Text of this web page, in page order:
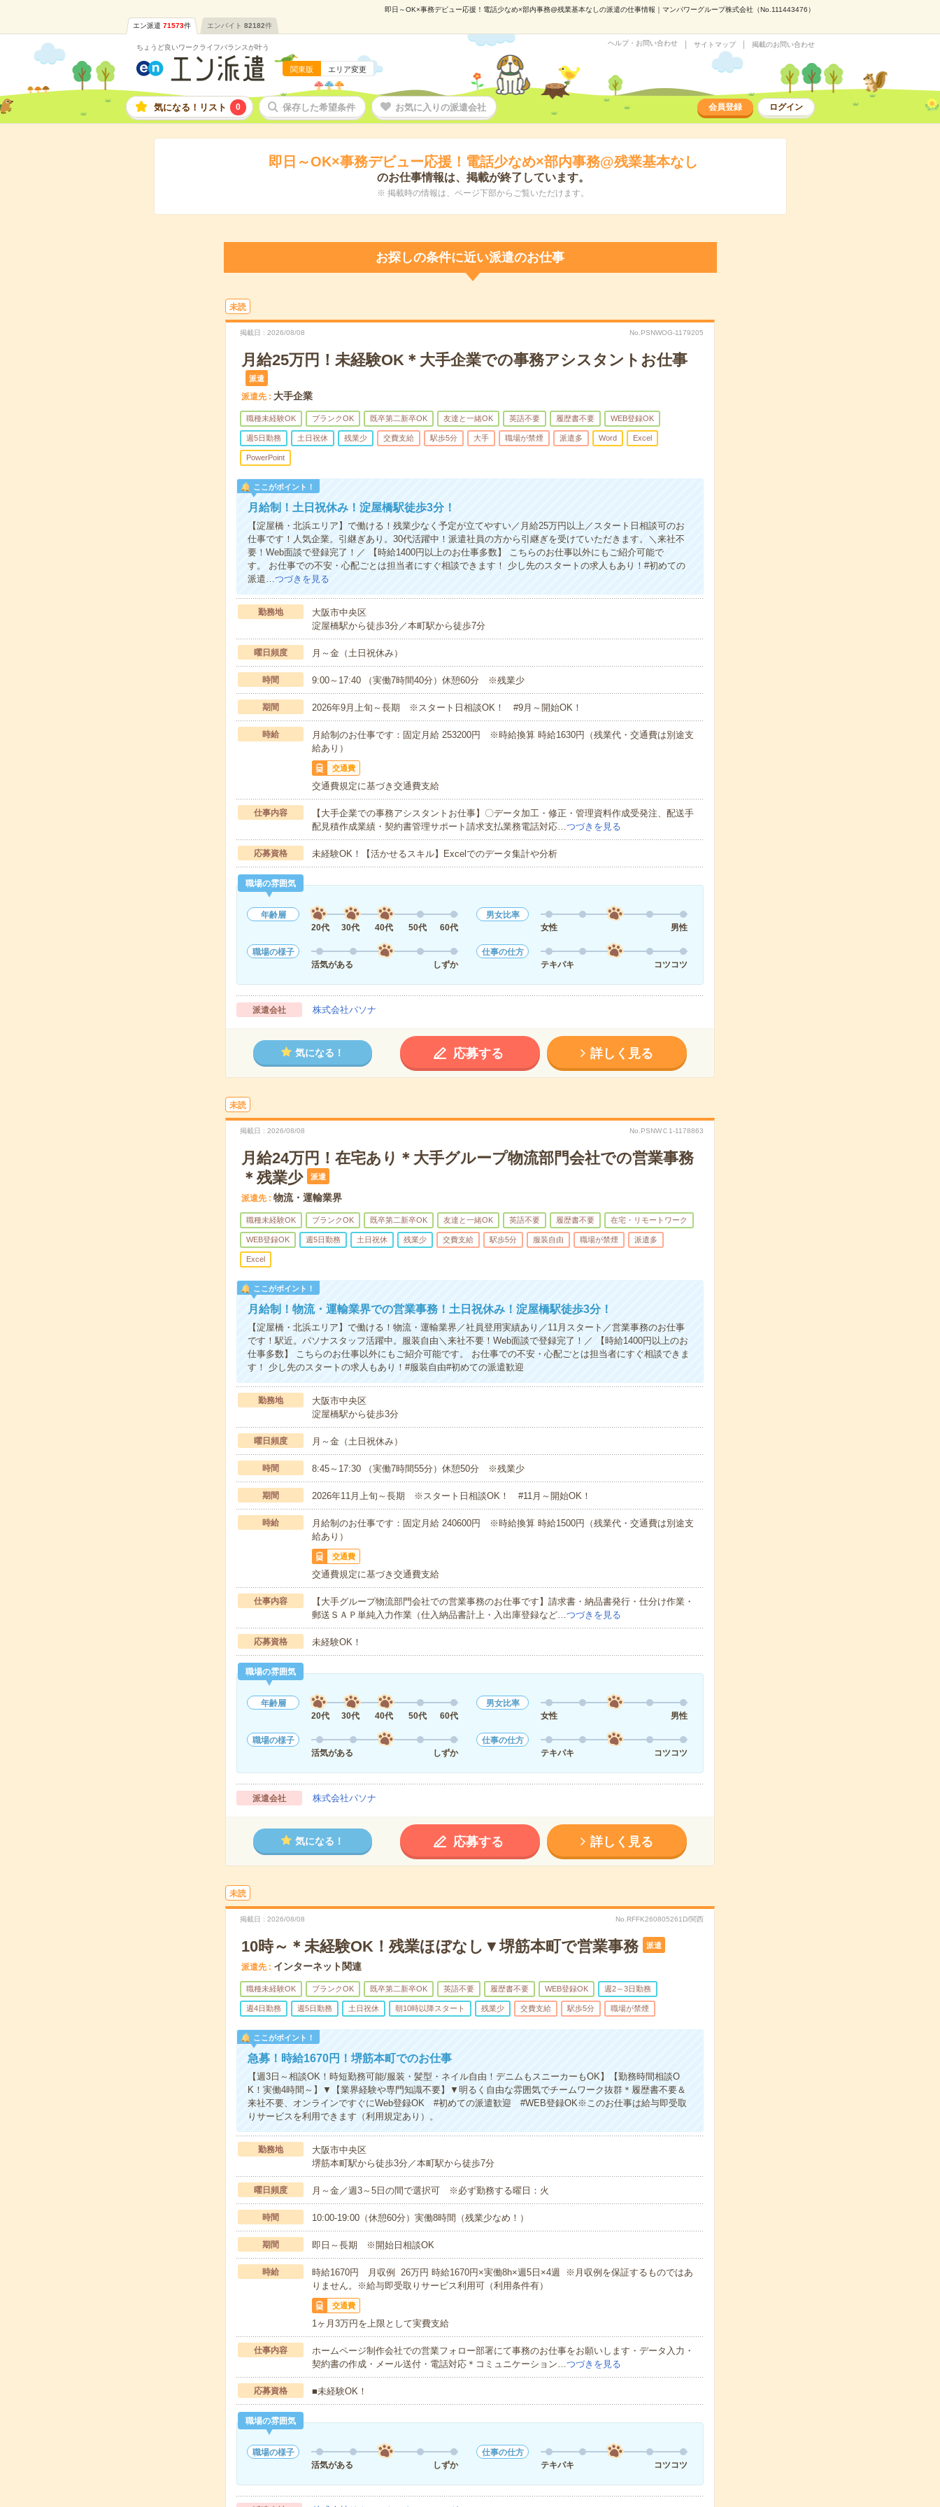
即日～OK×事務デビュー応援！電話少なめ×部内事務@残業基本なしの派遣の仕事情報｜マンパワーグループ株式会社（No.111443476）
エン派遣 71573件 エンバイト 82182件
ちょうど良いワークライフバランスが叶う
関東版 エリア変更
ヘルプ・お問い合わせ サイトマップ 掲載のお問い合わせ
気になる！リスト 0 保存した希望条件 お気に入りの派遣会社 会員登録 ログイン
即日～OK×事務デビュー応援！電話少なめ×部内事務@残業基本なし
のお仕事情報は、掲載が終了しています。
※ 掲載時の情報は、ページ下部からご覧いただけます。
お探しの条件に近い派遣のお仕事
未読
掲載日 2026/08/08 No.PSNWOG-1179205
月給25万円！未経験OK＊大手企業での事務アシスタントお仕事
派遣
派遣先 大手企業
職種未経験OK ブランクOK 既卒第二新卒OK 友達と一緒OK 英語不要 履歴書不要 WEB登録OK
週5日勤務 土日祝休 残業少 交費支給 駅歩5分 大手 職場が禁煙 派遣多 Word Excel
PowerPoint
ここがポイント！
月給制！土日祝休み！淀屋橋駅徒歩3分！
【淀屋橋・北浜エリア】で働ける！残業少なく予定が立てやすい／月給25万円以上／スタート日相談可のお
仕事です！人気企業。引継ぎあり。30代活躍中！派遣社員の方から引継ぎを受けていただきます。＼来社不
要！Web面談で登録完了！／ 【時給1400円以上のお仕事多数】 こちらのお仕事以外にもご紹介可能で
す。 お仕事での不安・心配ごとは担当者にすぐ相談できます！ 少し先のスタートの求人もあり！#初めての
派遣…つづきを見る
勤務地
大阪市中央区
淀屋橋駅から徒歩3分／本町駅から徒歩7分
曜日頻度 月～金（土日祝休み）
時間 9:00～17:40 （実働7時間40分）休憩60分 ※残業少
期間 2026年9月上旬～長期 ※スタート日相談OK！ #9月～開始OK！
時給
月給制のお仕事です：固定月給 253200円 ※時給換算 時給1630円（残業代・交通費は別途支
給あり）
交通費
交通費規定に基づき交通費支給
仕事内容
【大手企業での事務アシスタントお仕事】〇データ加工・修正・管理資料作成受発注、配送手
配見積作成業績・契約書管理サポート請求支払業務電話対応…つづきを見る
応募資格 未経験OK！【活かせるスキル】Excelでのデータ集計や分析
職場の雰囲気
年齢層
20代
30代 40代 50代 60代
男女比率
女性
男性
職場の様子
活気がある
しずか
仕事の仕方
テキパキ
コツコツ
派遣会社 株式会社パソナ
気になる！ 応募する 詳しく見る
未読
掲載日 2026/08/08 No.PSNWＣ1-1178863
月給24万円！在宅あり＊大手グループ物流部門会社での営業事務
＊残業少
派遣
派遣先 物流・運輸業界
職種未経験OK ブランクOK 既卒第二新卒OK 友達と一緒OK 英語不要 履歴書不要 在宅・リモートワーク
WEB登録OK 週5日勤務 土日祝休 残業少 交費支給 駅歩5分 服装自由 職場が禁煙 派遣多
Excel
ここがポイント！
月給制！物流・運輸業界での営業事務！土日祝休み！淀屋橋駅徒歩3分！
【淀屋橋・北浜エリア】で働ける！物流・運輸業界／社員登用実績あり／11月スタート／営業事務のお仕事
です！駅近。パソナスタッフ活躍中。服装自由＼来社不要！Web面談で登録完了！／ 【時給1400円以上のお
仕事多数】 こちらのお仕事以外にもご紹介可能です。 お仕事での不安・心配ごとは担当者にすぐ相談できま
す！ 少し先のスタートの求人もあり！#服装自由#初めての派遣歓迎
勤務地
大阪市中央区
淀屋橋駅から徒歩3分
曜日頻度 月～金（土日祝休み）
時間 8:45～17:30 （実働7時間55分）休憩50分 ※残業少
期間 2026年11月上旬～長期 ※スタート日相談OK！ #11月～開始OK！
時給
月給制のお仕事です：固定月給 240600円 ※時給換算 時給1500円（残業代・交通費は別途支
給あり）
交通費
交通費規定に基づき交通費支給
仕事内容
【大手グループ物流部門会社での営業事務のお仕事です】請求書・納品書発行・仕分け作業・
郵送ＳＡＰ単純入力作業（仕入納品書計上・入出庫登録など…つづきを見る
応募資格 未経験OK！
職場の雰囲気
年齢層
20代
30代 40代 50代 60代
男女比率
女性
男性
職場の様子
活気がある
しずか
仕事の仕方
テキパキ
コツコツ
派遣会社 株式会社パソナ
気になる！ 応募する 詳しく見る
未読
掲載日 2026/08/08 No.RFFK260805261D/関西
10時～＊未経験OK！残業ほぼなし▼堺筋本町で営業事務 派遣
派遣先 インターネット関連
職種未経験OK ブランクOK 既卒第二新卒OK 英語不要 履歴書不要 WEB登録OK 週2～3日勤務
週4日勤務 週5日勤務 土日祝休 朝10時以降スタート 残業少 交費支給 駅歩5分 職場が禁煙
ここがポイント！
急募！時給1670円！堺筋本町でのお仕事
【週3日～相談OK！時短勤務可能/服装・髪型・ネイル自由！デニムもスニーカーもOK】【勤務時間相談O
K！実働4時間～】▼【業界経験や専門知識不要】▼明るく自由な雰囲気でチームワーク抜群＊履歴書不要＆
来社不要、オンラインですぐにWeb登録OK #初めての派遣歓迎 #WEB登録OK※このお仕事は給与即受取
りサービスを利用できます（利用規定あり）。
勤務地
大阪市中央区
堺筋本町駅から徒歩3分／本町駅から徒歩7分
曜日頻度 月～金／週3～5日の間で選択可 ※必ず勤務する曜日：火
時間 10:00-19:00（休憩60分）実働8時間（残業少なめ！）
期間 即日～長期 ※開始日相談OK
時給
時給1670円 月収例 26万円 時給1670円×実働8h×週5日×4週 ※月収例を保証するものではあ
りません。※給与即受取りサービス利用可（利用条件有）
交通費
1ヶ月3万円を上限として実費支給
仕事内容
ホームページ制作会社での営業フォロー部署にて事務のお仕事をお願いします・データ入力・
契約書の作成・メール送付・電話対応＊コミュニケーション…つづきを見る
応募資格 ■未経験OK！
職場の雰囲気
職場の様子
活気がある
しずか
仕事の仕方
テキパキ
コツコツ